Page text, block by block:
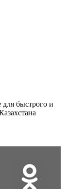
быстрого и